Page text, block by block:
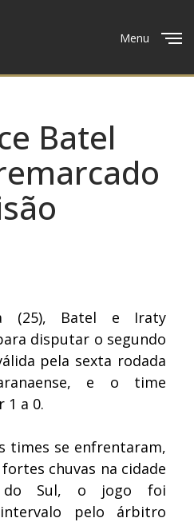
Menu
Batel
(25), Batel e Iraty
disputar o segundo
pela sexta rodada
e o time
1 a 0.
times se enfrentaram,
chuvas na cidade
do Sul, o jogo foi
pelo árbitro